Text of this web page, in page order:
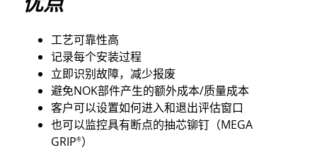
工艺可靠性高
记录每个安装过程
立即识别故障，减少报废
避免NOK部件产生的额外成本/质量成本
客户可以设置如何进入和退出评估窗口
也可以监控具有断点的抽芯铆钉（MEGA
GRIP®）